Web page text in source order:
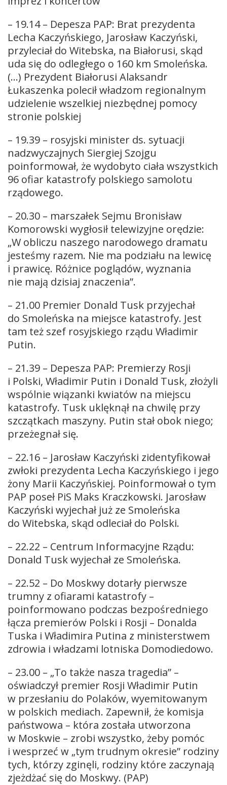
– 19.14 – Depesza PAP: Brat prezydenta
Lecha Kaczyńskiego, Jarosław Kaczyński,
przyleciał do Witebska, na Białorusi, skąd
uda się do odległego o 160 km Smoleńska.
(…) Prezydent Białorusi Alaksandr
Łukaszenka polecił władzom regionalnym
udzielenie wszelkiej niezbędnej pomocy
stronie polskiej
– 19.39 – rosyjski minister ds. sytuacji
nadzwyczajnych Siergiej Szojgu
poinformował, że wydobyto ciała wszystkich
96 ofiar katastrofy polskiego samolotu
rządowego.
– 20.30 – marszałek Sejmu Bronisław
Komorowski wygłosił telewizyjne orędzie:
„W obliczu naszego narodowego dramatu
jesteśmy razem. Nie ma podziału na lewicę
i prawicę. Różnice poglądów, wyznania
nie mają dzisiaj znaczenia”.
– 21.00 Premier Donald Tusk przyjechał
do Smoleńska na miejsce katastrofy. Jest
tam też szef rosyjskiego rządu Władimir
Putin.
– 21.39 – Depesza PAP: Premierzy Rosji
i Polski, Władimir Putin i Donald Tusk, złożyli
wspólnie wiązanki kwiatów na miejscu
katastrofy. Tusk uklęknął na chwilę przy
szczątkach maszyny. Putin stał obok niego;
przeżegnał się.
– 22.16 – Jarosław Kaczyński zidentyfikował
zwłoki prezydenta Lecha Kaczyńskiego i jego
żony Marii Kaczyńskiej. Poinformował o tym
PAP poseł PiS Maks Kraczkowski. Jarosław
Kaczyński wyjechał już ze Smoleńska
do Witebska, skąd odleciał do Polski.
– 22.22 – Centrum Informacyjne Rządu:
Donald Tusk wyjechał ze Smoleńska.
– 22.52 – Do Moskwy dotarły pierwsze
trumny z ofiarami katastrofy –
poinformowano podczas bezpośredniego
łącza premierów Polski i Rosji – Donalda
Tuska i Władimira Putina z ministerstwem
zdrowia i władzami lotniska Domodiedowo.
– 23.00 – „To także nasza tragedia” –
oświadczył premier Rosji Władimir Putin
w przesłaniu do Polaków, wyemitowanym
w polskich mediach. Zapewnił, że komisja
państwowa – która została utworzona
w Moskwie – zrobi wszystko, żeby pomóc
i wesprzeć w „tym trudnym okresie” rodziny
tych, którzy zginęli, rodziny które zaczynają
zjeżdżać się do Moskwy. (PAP)